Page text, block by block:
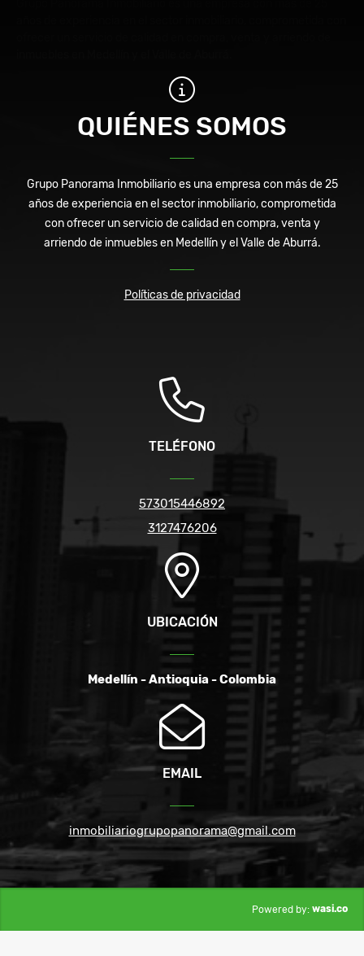
QUIÉNES SOMOS
Grupo Panorama Inmobiliario es una empresa con más de 25
años de experiencia en el sector inmobiliario, comprometida
con ofrecer un servicio de calidad en compra, venta y
arriendo de inmuebles en Medellín y el Valle de Aburrá.
Políticas de privacidad
TELÉFONO
573015446892
3127476206
UBICACIÓN
Medellín - Antioquia - Colombia
EMAIL
inmobiliariogrupopanorama@gmail.com
Powered by: wasi.co